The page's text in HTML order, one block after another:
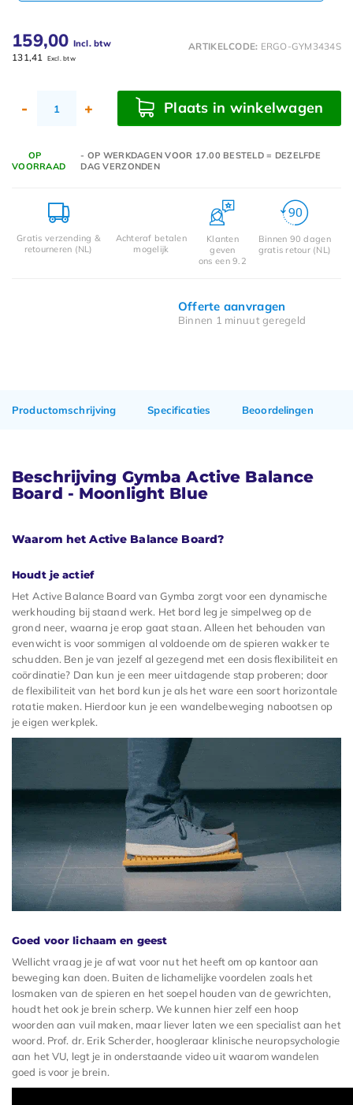
159,00 Incl. btw
131,41 Excl. btw
ARTIKELCODE: ERGO-GYM3434S
- + Plaats in winkelwagen
OP
VOORRAAD
- OP WERKDAGEN VOOR 17.00 BESTELD = DEZELFDE
DAG VERZONDEN
Gratis verzending &
retourneren (NL)
Achteraf betalen
mogelijk
Klanten
geven
ons een 9.2
Binnen 90 dagen
gratis retour (NL)
Offerte aanvragen
Binnen 1 minuut geregeld
Productomschrijving Specificaties Beoordelingen
Beschrijving Gymba Active Balance
Board - Moonlight Blue
Waarom het Active Balance Board?
Houdt je actief
Het Active Balance Board van Gymba zorgt voor een dynamische
werkhouding bij staand werk. Het bord leg je simpelweg op de
grond neer, waarna je erop gaat staan. Alleen het behouden van
evenwicht is voor sommigen al voldoende om de spieren wakker te
schudden. Ben je van jezelf al gezegend met een dosis flexibiliteit en
coördinatie? Dan kun je een meer uitdagende stap proberen; door
de flexibiliteit van het bord kun je als het ware een soort horizontale
rotatie maken. Hierdoor kun je een wandelbeweging nabootsen op
je eigen werkplek.
Goed voor lichaam en geest
Wellicht vraag je je af wat voor nut het heeft om op kantoor aan
beweging kan doen. Buiten de lichamelijke voordelen zoals het
losmaken van de spieren en het soepel houden van de gewrichten,
houdt het ook je brein scherp. We kunnen hier zelf een hoop
woorden aan vuil maken, maar liever laten we een specialist aan het
woord. Prof. dr. Erik Scherder, hoogleraar klinische neuropsychologie
aan het VU, legt je in onderstaande video uit waarom wandelen
goed is voor je brein.